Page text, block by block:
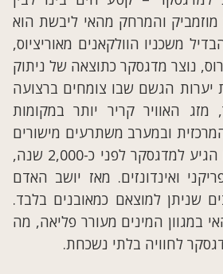
והמרחק מהאי ליבשת הוא
להבדיל משכניו הוולקאנים מאוריציוס,
נוצר מדגסקר כתוצאה של ניתוק
יערות הגשם שבו צומחים ברצועה
האוויר קריר יותר במקומות
ובמערב משתרעים מישורים
ורמות נמוכות. האדם הגיע למדגסקר לפני כ-2,000 שנה,
ואינדונזים. מאז יושב האדם
שניתן למוצאם כמאובנים בלבד.
במגוון המינים מעורר פליאה, מה
לחוויה בלתי נשכחת.